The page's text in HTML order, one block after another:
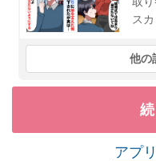
ス
他の
アプ